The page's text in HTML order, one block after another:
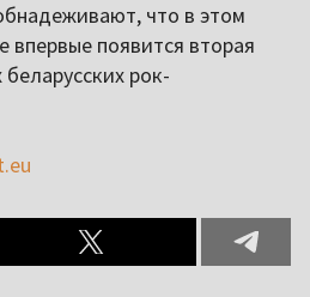
что в этом
впервые появится вторая
рок-